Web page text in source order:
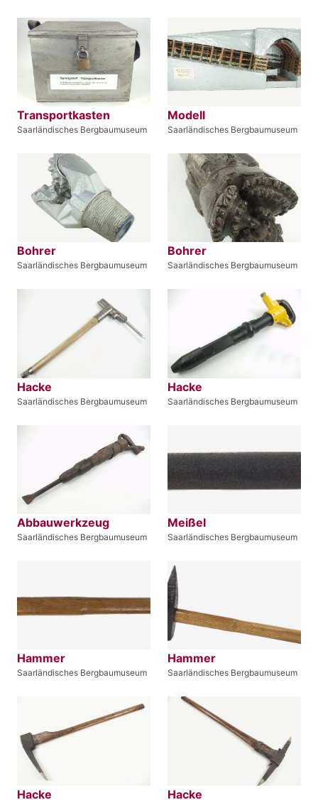
Transportkasten
Saarländisches Bergbaumuseum
Modell
Saarländisches Bergbaumuseum
Bohrer
Saarländisches Bergbaumuseum
Bohrer
Saarländisches Bergbaumuseum
Hacke
Saarländisches Bergbaumuseum
Hacke
Saarländisches Bergbaumuseum
Abbauwerkzeug
Saarländisches Bergbaumuseum
Meißel
Saarländisches Bergbaumuseum
Hammer
Saarländisches Bergbaumuseum
Hammer
Saarländisches Bergbaumuseum
Hacke Hacke